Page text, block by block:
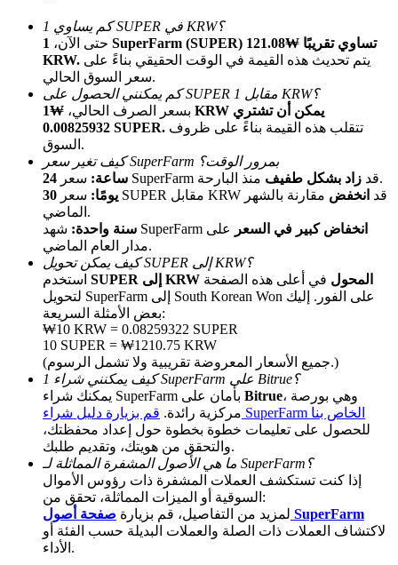
الإحالة
قم بدعوة صديق لتحصل على مكافآت نقدية
Deposit CASHCAT & Win
Deposit CASHCAT & Win
Share 500000 CASHCAT prize pool
Exclusive for BitMart Users
Register & Trade to Win 500,000 USDT
كم يساوي 1 SUPER في KRW؟
حتى الآن، 1 SuperFarm (SUPER) تساوي تقريبًا ₩121.08
KRW.
سعر السوق الحالي.
كم يمكنني الحصول على SUPER مقابل 1 KRW؟
بسعر الصرف الحالي،
₩1 KRW يمكن أن تشتري
0.00825932 SUPER.
السوق.
كيف تغير سعر SuperFarm بمرور الوقت؟
24 ساعة:
سعر SuperFarm قد زاد بشكل طفيف
منذ البارحة.
30 يومًا:
سعر SUPER مقابل KRW قد انخفض مقارنة بالشهر
الماضي.
سنة واحدة: شهد SuperFarm انخفاض كبير في السعر
على
مدار العام الماضي.
كيف يمكن تحويل SUPER إلى KRW؟
SUPER إلى KRW المحول في أعلى هذه الصفحة
لتحويل SuperFarm إلى South Korean Won على الفور. إليك
بعض الأمثلة السريعة:
₩10 KRW = 0.08259322 SUPER
10 SUPER = ₩1210.75 KRW
(جميع الأسعار المعروضة تقريبية ولا تشمل الرسوم.)
كيف يمكنني شراء 1 SuperFarm على Bitrue؟
Bitrue، وهي بورصة
مركزية رائدة.
قم بزيارة دليل شراء SuperFarm الخاص بنا
للحصول على تعليمات خطوة بخطوة حول إعداد محفظتك،
والتحقق من هويتك، وتقديم طلبك.
ما هي الأصول المشفرة المماثلة لـ SuperFarm؟
إذا كنت تستكشف العملات المشفرة ذات رؤوس الأموال
السوقية أو الميزات المماثلة، تحقق من:
لمزيد من التفاصيل، قم بزيارة صفحة أصول SuperFarm
لاكتشاف العملات ذات الصلة والعملات البديلة حسب الفئة أو
الأداء.